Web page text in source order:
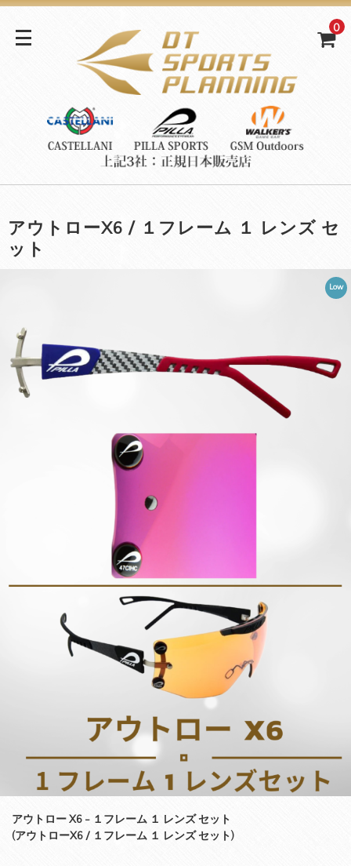
0
アウトローX6 / １フレーム １ レンズ セ
ット
Low
アウトロー X6 - １フレーム １ レンズ セット
(アウトローX6 / １フレーム １ レンズ セット)